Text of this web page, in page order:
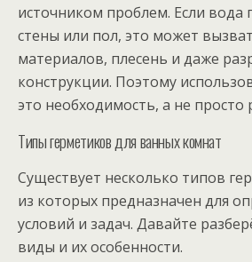
источником проблем. Если вода
стены или пол, это может
материалов, плесень и даже
конструкции. Поэтому
это необходимость, а не просто
Типы герметиков для ванных комнат
Существует несколько типов
из которых предназначен для
условий и задач. Давайте
виды и их особенности.